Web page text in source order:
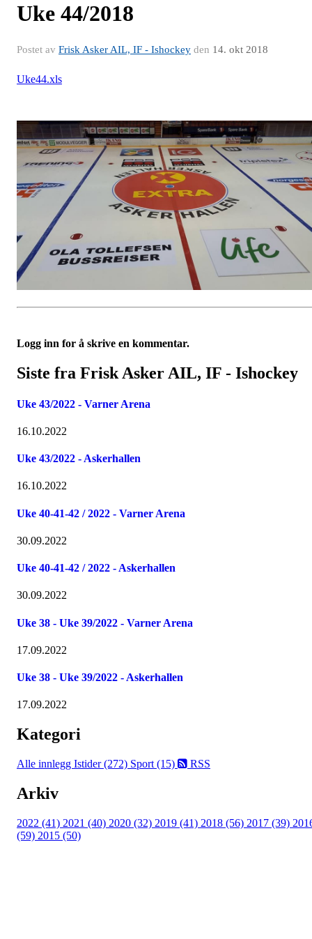
Uke 44/2018
Postet av Frisk Asker AIL, IF - Ishockey den 14. okt 2018
Uke44.xls
Logg inn for å skrive en kommentar.
Siste fra Frisk Asker AIL, IF - Ishockey
Uke 43/2022 - Varner Arena
16.10.2022
Uke 43/2022 - Askerhallen
16.10.2022
Uke 40-41-42 / 2022 - Varner Arena
30.09.2022
Uke 40-41-42 / 2022 - Askerhallen
30.09.2022
Uke 38 - Uke 39/2022 - Varner Arena
17.09.2022
Uke 38 - Uke 39/2022 - Askerhallen
17.09.2022
Kategori
Alle innlegg Istider (272) Sport (15) RSS
Arkiv
2022 (41) 2021 (40) 2020 (32) 2019 (41) 2018 (56) 2017 (39)
(59) 2015 (50)